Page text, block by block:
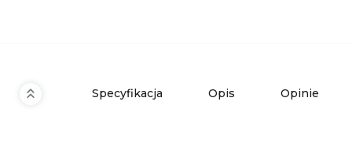
Specyfikacja Opis Opinie